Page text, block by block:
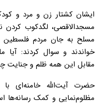
ایشان کشتار زن و مرد و
مسجدالاقصی، لگدکوب کردن
مسلح به جان مردم فلسطین
خواندند و سوال کردند: آیا
مقابل این همه ظلم و جنایت
حضرت آیت‌الله خامنه‌ای
مظلوم‌نمایی و کمک رسانه‌ها